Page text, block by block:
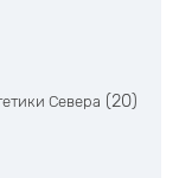
Севера (20)